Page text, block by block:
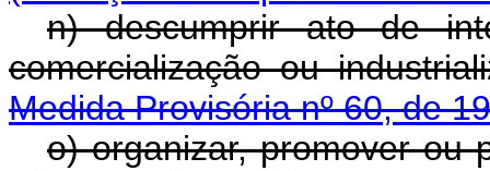
n) descumprir ato de
comercialização ou
Medida Provisória nº 60, de
o) organizar, promover ou